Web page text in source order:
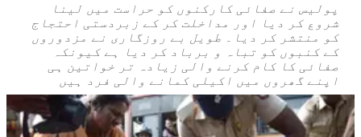
پولیس نے صفائی کارکنوں کو حراست میں لینا
شروع کر دیا اور مداخلت کر کے زبردستی احتجاج
کو منتشر کر دیا۔ طویل بے روزگاری نے مزدوروں
کے کنبوں کو تباہ و برباد کر دیا ہے کیونکہ
صفائی کا کام کرنے والی زیادہ تر خواتین ہی
اپنے گھروں میں اکیلی کمانے والی فرد ہیں